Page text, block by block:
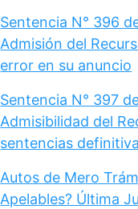
Sentencia N° 396
Admisión del
error en su anuncio
Sentencia N° 397
Admisibilidad del
sentencias
Autos de Mero
Apelables? Última